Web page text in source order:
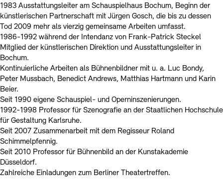
1983 Ausstattungsleiter am Schauspielhaus Bochum, Beginn der
künstlerischen Partnerschaft mit Jürgen Gosch, die bis zu dessen
Tod 2009 mehr als vierzig gemeinsame Arbeiten umfasst.
1986-1992 während der Intendanz von Frank-Patrick Steckel
Mitglied der künstlerischen Direktion und Ausstattungsleiter in
Bochum.
Kontinuierliche Arbeiten als Bühnenbildner mit u. a. Luc Bondy,
Peter Mussbach, Benedict Andrews, Matthias Hartmann und Karin
Beier.
Seit 1990 eigene Schauspiel- und Operninszenierungen.
1992-1998 Professor für Szenografie an der Staatlichen Hochschule
für Gestaltung Karlsruhe.
Seit 2007 Zusammenarbeit mit dem Regisseur Roland
Schimmelpfennig.
Seit 2010 Professor für Bühnenbild an der Kunstakademie
Düsseldorf.
Zahlreiche Einladungen zum Berliner Theatertreffen.